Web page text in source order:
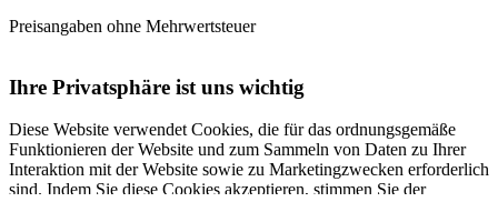
Preisangaben ohne Mehrwertsteuer
Ihre Privatsphäre ist uns wichtig
Diese Website verwendet Cookies, die für das ordnungsgemäße
Funktionieren der Website und zum Sammeln von Daten zu Ihrer
Interaktion mit der Website sowie zu Marketingzwecken erforderlich
sind. Indem Sie diese Cookies akzeptieren, stimmen Sie der